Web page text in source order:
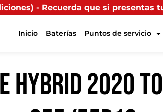
si presentas tu factura (física o
Inicio Baterías Puntos de servicio
HYBRID 2020